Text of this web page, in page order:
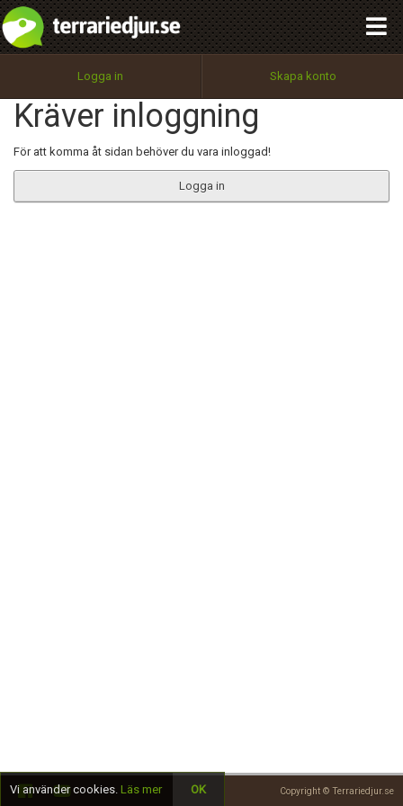
Logga in Skapa konto
Kräver inloggning
För att komma åt sidan behöver du vara inloggad!
Logga in
Copyright © Terrariedjur.se
Utför
100%
OK
integritetspolicy
Namn:
Epost:
Begär nytt lösenord
Tillbaka till förstasidan
Vi använder cookies. Läs mer OK